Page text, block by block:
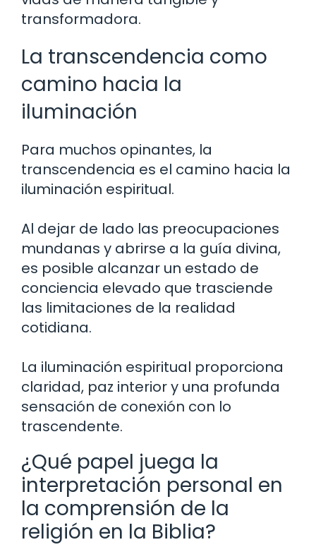
transformadora.
La transcendencia como
camino hacia la
iluminación
Para muchos opinantes, la
transcendencia es el camino hacia la
iluminación espiritual.
Al dejar de lado las preocupaciones
mundanas y abrirse a la guía divina,
es posible alcanzar un estado de
conciencia elevado que trasciende
las limitaciones de la realidad
cotidiana.
La iluminación espiritual proporciona
claridad, paz interior y una profunda
sensación de conexión con lo
trascendente.
¿Qué papel juega la
interpretación personal en
la comprensión de la
religión en la Biblia?